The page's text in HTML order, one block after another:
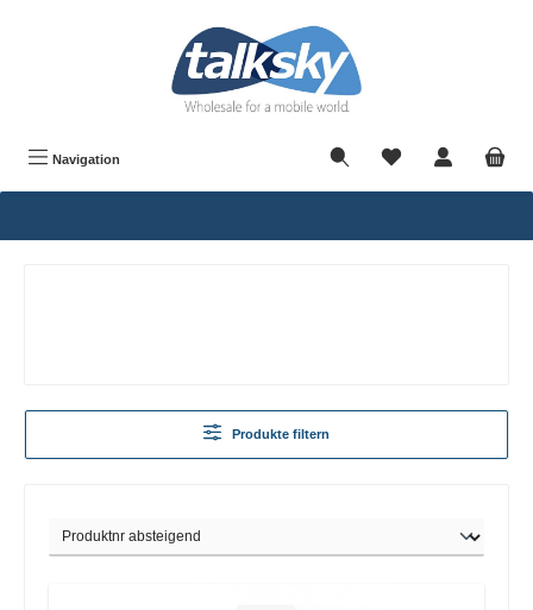
Navigation
Produkte filtern